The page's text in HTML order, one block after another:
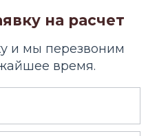
на расчет
и мы перезвоним
время.